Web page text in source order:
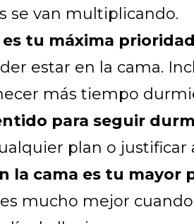
se van multiplicando.
tu máxima prioridad
estar en la cama.
más tiempo
para seguir
plan o justificar
la cama es tu mayor
mucho mejor